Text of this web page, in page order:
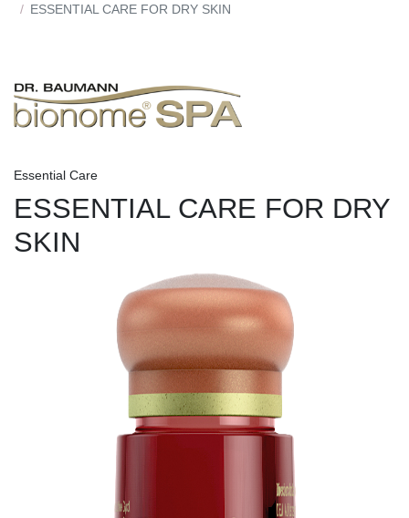
ESSENTIAL CARE FOR DRY SKIN
Essential Care
ESSENTIAL CARE FOR DRY
SKIN